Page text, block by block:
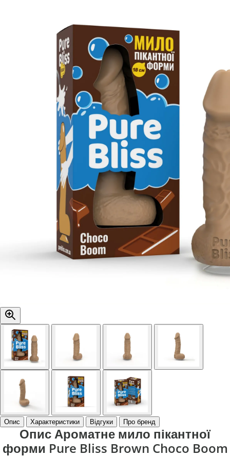
Опис Характеристики Відгуки Про бренд
Опис Ароматне мило пікантної
форми Pure Bliss Brown Choco Boom